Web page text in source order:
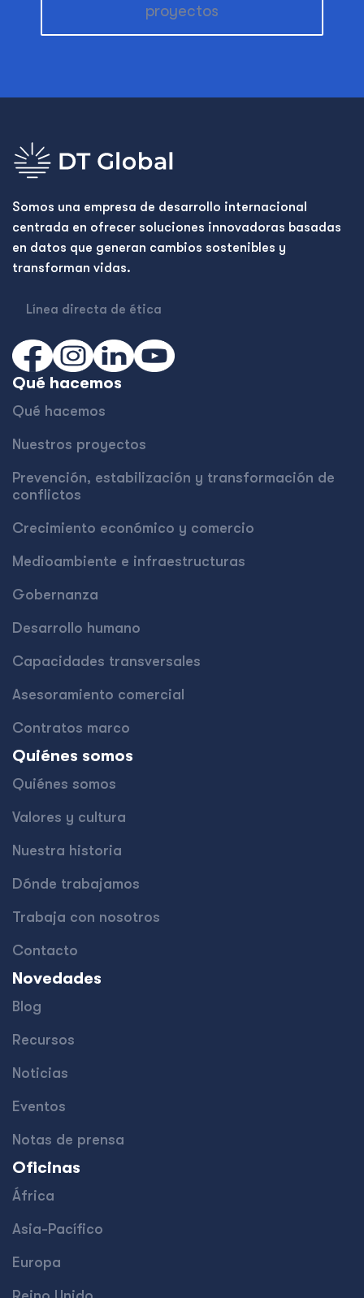
proyectos
Somos una empresa de desarrollo internacional
centrada en ofrecer soluciones innovadoras basadas
en datos que generan cambios sostenibles y
transforman vidas.
Línea directa de ética
Qué hacemos
Qué hacemos
Nuestros proyectos
Prevención, estabilización y transformación de
conflictos
Crecimiento económico y comercio
Medioambiente e infraestructuras
Gobernanza
Desarrollo humano
Capacidades transversales
Asesoramiento comercial
Contratos marco
Quiénes somos
Quiénes somos
Valores y cultura
Nuestra historia
Dónde trabajamos
Trabaja con nosotros
Contacto
Novedades
Blog
Recursos
Noticias
Eventos
Notas de prensa
Oficinas
África
Asia-Pacífico
Europa